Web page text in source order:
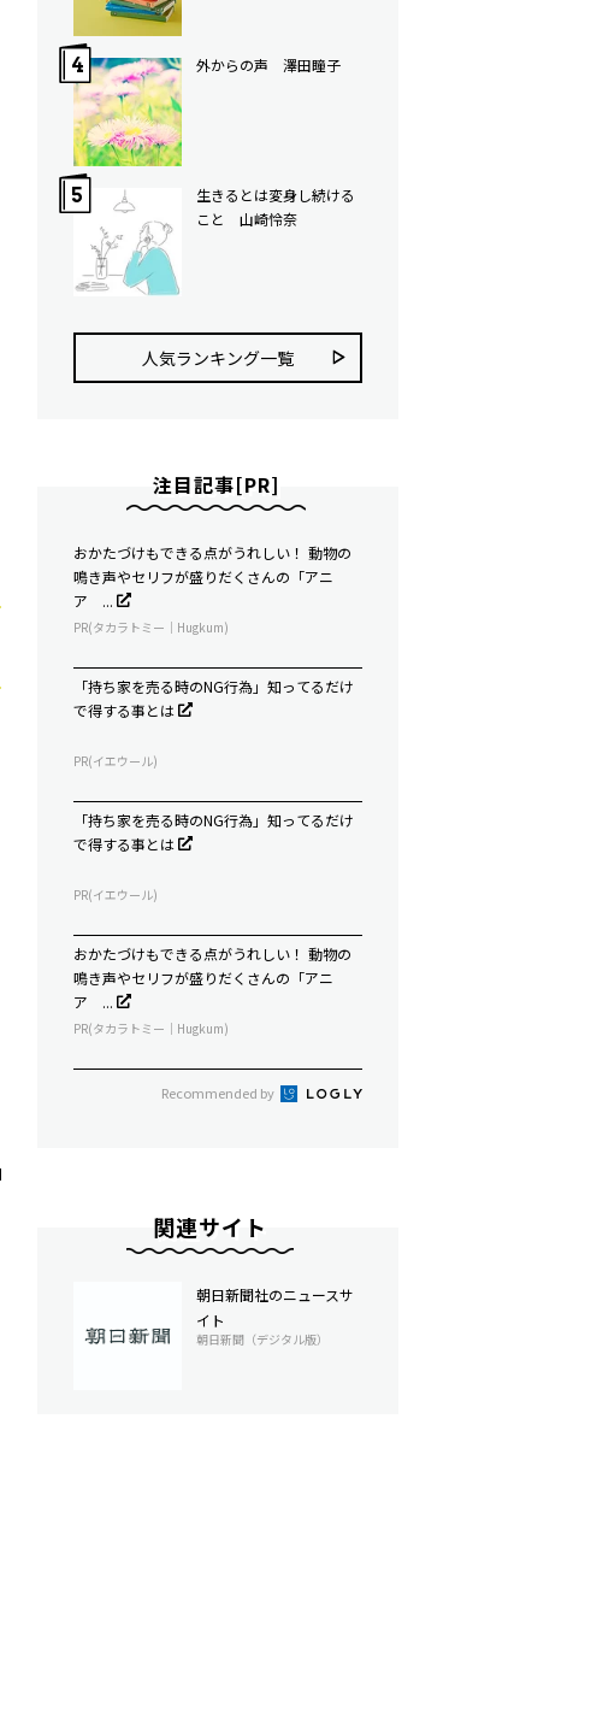
外からの声 澤田瞳子
生きるとは変身し続ける
こと 山崎怜奈
人気ランキング⼀覧
注目記事[PR]
おかたづけもできる点がうれしい！ 動物の
鳴き声やセリフが盛りだくさんの「アニ
ア ...
PR(タカラトミー｜Hugkum)
「持ち家を売る時のNG行為」知ってるだけ
で得する事とは
PR(イエウール)
「持ち家を売る時のNG行為」知ってるだけ
で得する事とは
PR(イエウール)
おかたづけもできる点がうれしい！ 動物の
鳴き声やセリフが盛りだくさんの「アニ
ア ...
PR(タカラトミー｜Hugkum)
Recommended by
関連サイト
朝日新聞社のニュースサ
イト
朝日新聞（デジタル版）